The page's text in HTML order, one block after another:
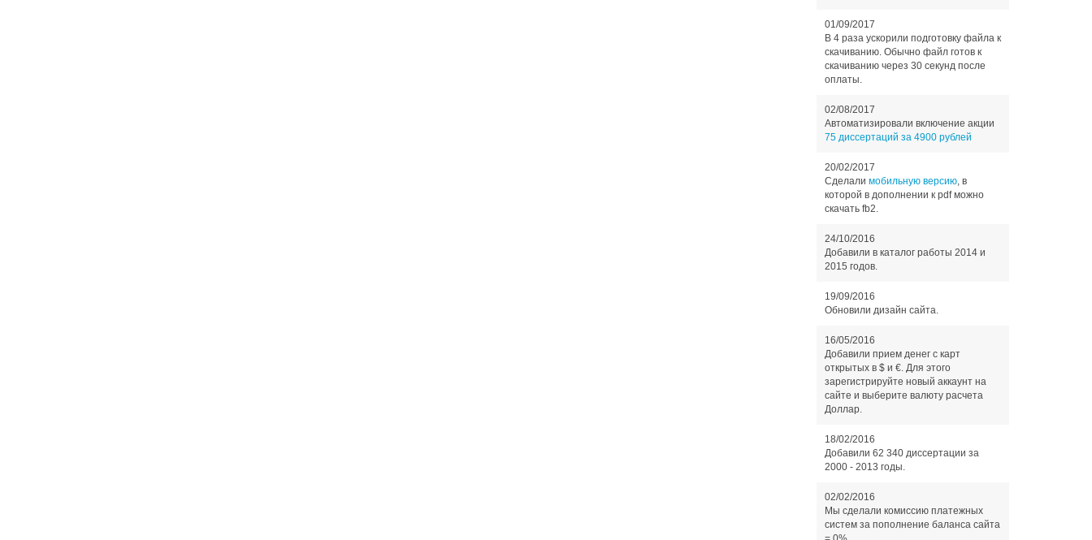
01/09/2017
В 4 раза ускорили подготовку файла к
скачиванию. Обычно файл готов к
скачиванию через 30 секунд после
оплаты.
02/08/2017
Автоматизировали включение акции
75 диссертаций за 4900 рублей
20/02/2017
Сделали мобильную версию, в
которой в дополнении к pdf можно
скачать fb2.
24/10/2016
Добавили в каталог работы 2014 и
2015 годов.
19/09/2016
Обновили дизайн сайта.
16/05/2016
Добавили прием денег с карт
открытых в $ и €. Для этого
зарегистрируйте новый аккаунт на
сайте и выберите валюту расчета
Доллар.
18/02/2016
Добавили 62 340 диссертации за
2000 - 2013 годы.
02/02/2016
Мы сделали комиссию платежных
систем за пополнение баланса сайта